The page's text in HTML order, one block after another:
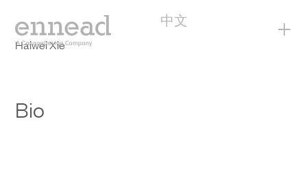
中文 +
Haiwei Xie
Bio